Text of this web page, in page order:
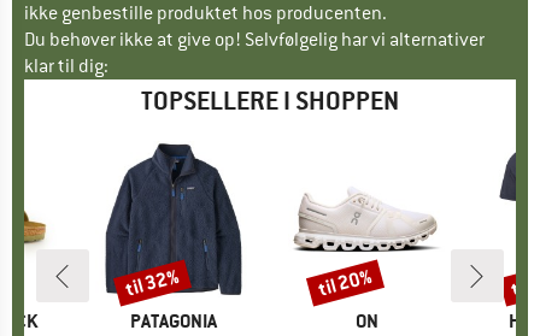
ikke genbestille produktet hos producenten.
Du behøver ikke at give op! Selvfølgelig har vi alternativer
klar til dig:
TOPSELLERE I SHOPPEN
MÆRKE
PATAGONIA
Rabat
til 32%
MÆRKE
ON
Rabat
til 20% til